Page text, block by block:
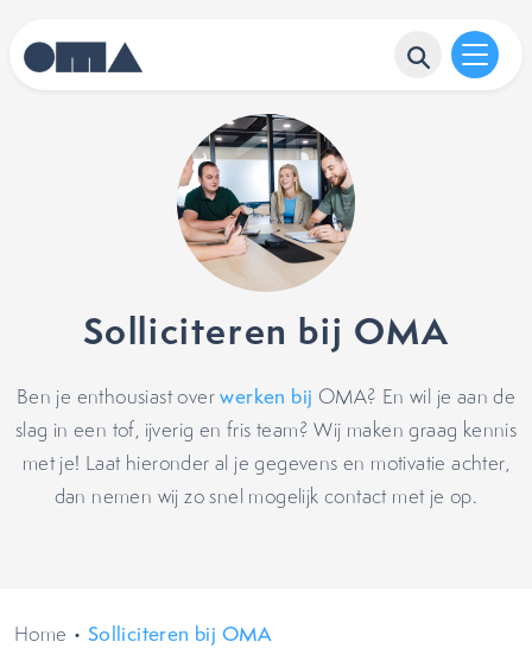
Solliciteren bij OMA
Ben je enthousiast overwerken bij OMA? En wil je aan de
slag in een tof, ijverig en fris team? Wij maken graag kennis
met je! Laat hieronder al je gegevens en motivatie achter,
dan nemen wij zo snel mogelijk contact met je op.
Home • Solliciteren bij OMA